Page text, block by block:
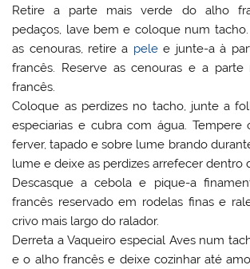
Retire a parte mais verde do alho
pedaços, lave bem e coloque num
as cenouras, retire a pelee junte-a à
francês. Reserve as cenouras e a
francês.
Coloque as perdizes no tacho, junte a
especiarias e cubra com água.
ferver, tapado e sobre lume brando
lume e deixe as perdizes arrefecer dentro
Descasque a cebola e pique-a
francês reservado em rodelas finas e
crivo mais largo do ralador.
Derreta a Vaqueiro especial Aves num
e o alho francês e deixe cozinhar até